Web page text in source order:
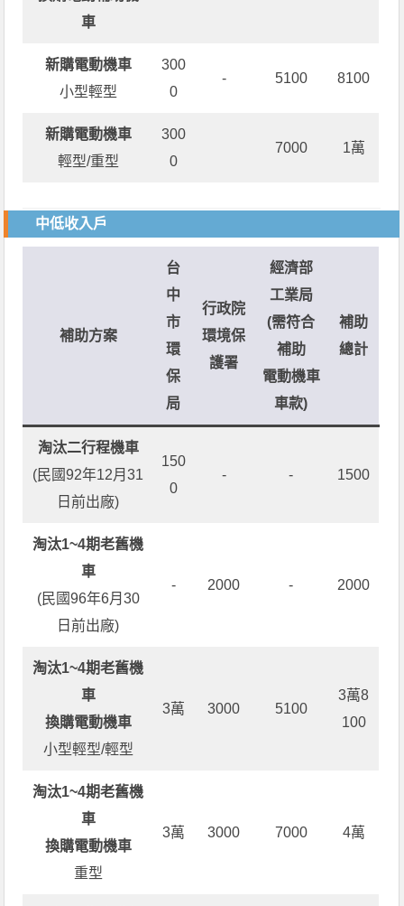
車
新購電動機車
小型輕型
300
0
- 5100 8100
新購電動機車
輕型/重型
300
0
7000 1萬
中低收入戶
補助方案
台
中
市
環
保
局
行政院
環境保
護署
經濟部
工業局
(需符合
補助
電動機車
車款)
補助
總計
淘汰二行程機車
(民國92年12月31
日前出廠)
150
0
- - 1500
淘汰1~4期老舊機
車
(民國96年6月30
日前出廠)
- 2000 - 2000
淘汰1~4期老舊機
車
換購電動機車
小型輕型/輕型
3萬 3000 5100
3萬8
100
淘汰1~4期老舊機
車
換購電動機車
重型
3萬 3000 7000 4萬